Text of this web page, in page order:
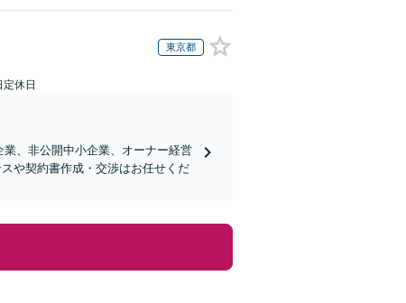
東京都
休日
、非公開中小企業、オーナー経営
や契約書作成・交渉はお任せくだ